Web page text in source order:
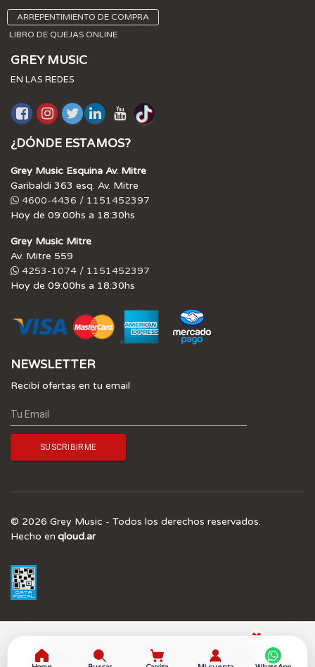
ARREPENTIMIENTO DE COMPRA
LIBRO DE QUEJAS ONLINE
GREY MUSIC
EN LAS REDES
¿DÓNDE ESTAMOS?
Grey Music Esquina Av. Mitre
Garibaldi 363 esq. Av. Mitre
4600-4436 / 1151452397
Hoy de 09:00hs a 18:30hs
Grey Music Mitre
Av. Mitre 559
4253-1074 / 1151452397
Hoy de 09:00hs a 18:30hs
NEWSLETTER
Recibí ofertas en tu email
© 2026 Grey Music - Todos los derechos reservados.
Hecho en qloud.ar
¡SUSCRIBITE A NUESTRO NEWSLETTER Y
OBTENÉ UN 5.0% OFF!